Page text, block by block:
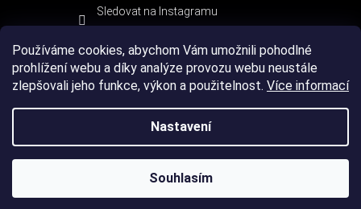
Používáme cookies, abychom Vám umožnili pohodlné
prohlížení webu a díky analýze provozu webu neustále
zlepšovali jeho funkce, výkon a použitelnost. Více informací
Nastavení
Souhlasím
Sledovat na Instagramu
DEVIL SPORT. Všechna práva vyhrazena.